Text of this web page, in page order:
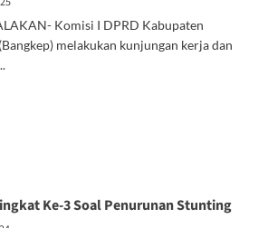
Komisi I DPRD Kabupaten
melakukan kunjungan kerja dan
Ke-3 Soal Penurunan Stunting